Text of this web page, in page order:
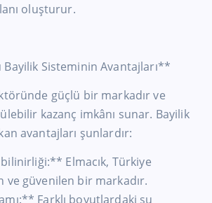
oluşturur.
Bayilik Sisteminin Avantajları**
güçlü bir markadır ve
kazanç imkânı sunar. Bayilik
avantajları şunlardır:
Elmacık, Türkiye
ve güvenilen bir markadır.
Farklı boyutlardaki su